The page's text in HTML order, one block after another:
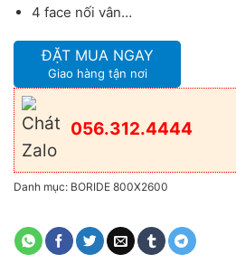
4 face nối vân…
ĐẶT MUA NGAY
Giao hàng tận nơi
056.312.4444
Danh mục: BORIDE 800X2600